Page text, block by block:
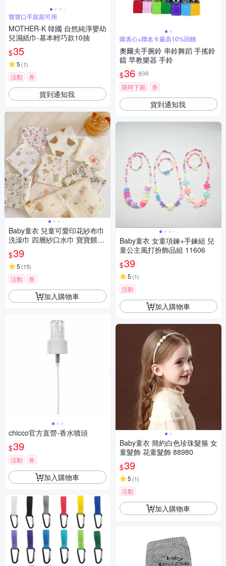
寶寶口手屁屁可用
MOTHER-K 韓國 自然純淨嬰幼
兒濕紙巾-基本輕巧款10抽
$35
5 (1)
活動 券
貨到通知我
Baby童衣 兒童可愛印花紗布巾
洗澡巾 四層紗口水巾 寶寶餵奶
巾 幼童洗臉巾 幼稚園手帕 117
33
$39
5 (15)
活動 券
加入購物車
chicco官方直營-香水噴頭
$39
活動 券
加入購物車
購衷心+聯名卡最高10%回饋
奧爾夫手腕鈴 串鈴舞蹈 手搖鈴
鐺 早教樂器 手鈴
$36 $38
限時下殺
券
貨到通知我
Baby童衣 女童項鍊+手鍊組 兒
童公主風打扮飾品組 11606
$39
5 (1)
活動
加入購物車
Baby童衣 簡約白色珍珠髮箍 女
童髮飾 花童髮飾 88980
$39
5 (1)
活動
加入購物車